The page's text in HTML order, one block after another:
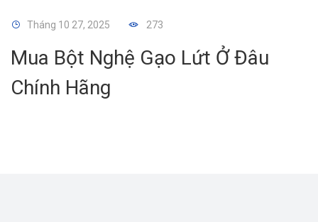
Tháng 10 27, 2025 273
Mua Bột Nghệ Gạo Lứt Ở Đâu
Chính Hãng